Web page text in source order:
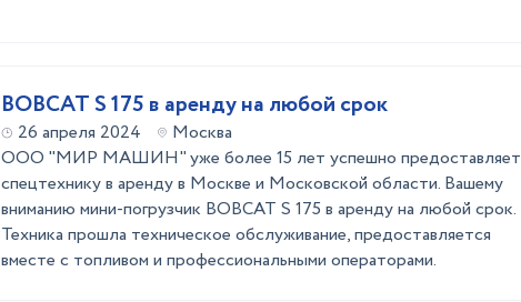
BOBCAT S 175 в аренду на любой срок
26 апреля 2024
Москва
ООО "МИР МАШИН" уже более 15 лет успешно предоставляет
спецтехнику в аренду в Москве и Московской области. Вашему
вниманию мини-погрузчик BOBCAT S 175 в аренду на любой срок.
Техника прошла техническое обслуживание, предоставляется
вместе с топливом и профессиональными операторами.